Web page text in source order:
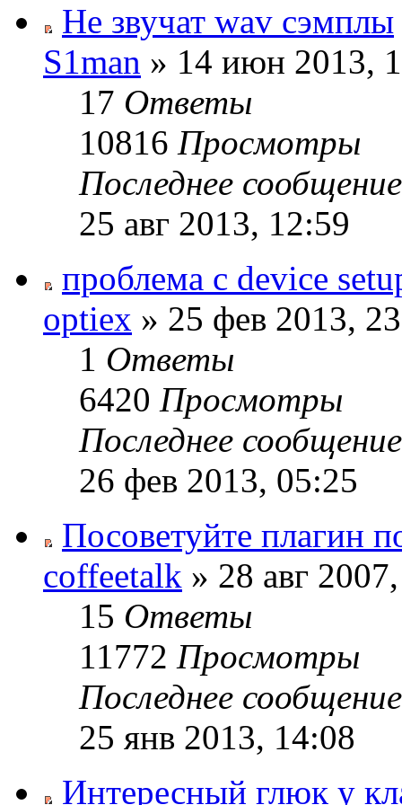
Не звучат wav сэмплы
S1man » 14 июн 2013,
17 Ответы
10816 Просмотры
Последнее
25 авг 2013, 12:59
проблема с device
optiex » 25 фев 2013,
1 Ответы
6420 Просмотры
Последнее
26 фев 2013, 05:25
Посоветуйте плагин
coffeetalk » 28 авг
15 Ответы
11772 Просмотры
Последнее
25 янв 2013, 14:08
Интересный глюк у